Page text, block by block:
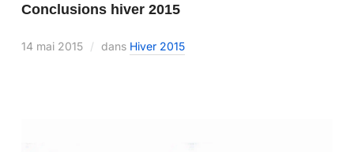
Conclusions hiver 2015
14 mai 2015 dans Hiver 2015